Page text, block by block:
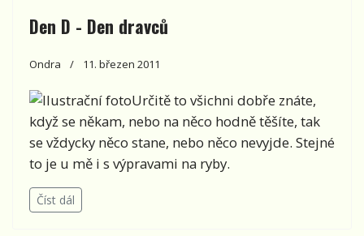
Den D - Den dravců
Ondra 11. březen 2011
Určitě to všichni dobře znáte,
když se někam, nebo na něco hodně těšíte, tak
se vždycky něco stane, nebo něco nevyjde. Stejné
to je u mě i s výpravami na ryby.
Číst dál